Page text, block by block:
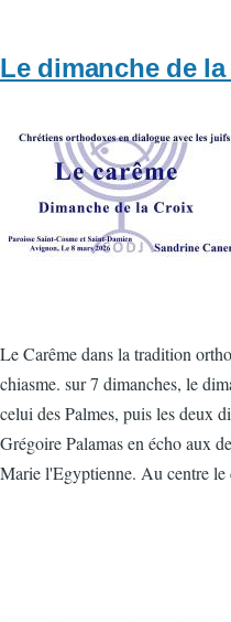
Le dimanche de
Vignette
Le Carême dans la tradition
chiasme. sur 7 dimanches, le
celui des Palmes, puis les deux
Grégoire Palamas en écho aux
Marie l'Egyptienne. Au centre